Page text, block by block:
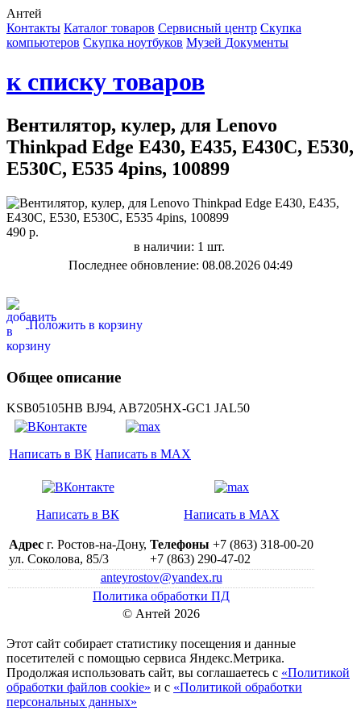
Антей
Контакты Каталог товаров Сервисный центр Cкупка
компьютеров Cкупка ноутбуков Музей Документы
к списку товаров
Вентилятор, кулер, для Lenovo
Thinkpad Edge E430, E435, E430C, E530,
E530C, E535 4pins, 100899
490 р.
в наличии: 1 шт.
Последнее обновление: 08.08.2026 04:49
Положить в корзину
Общее описание
KSB05105HB BJ94, AB7205HX-GC1 JAL50
Написать в ВК Написать в MAX
Написать в ВК Написать в MAX
Адрес г. Ростов-на-Дону,
ул. Соколова, 85/3
Телефоны +7 (863) 318-00-20
+7 (863) 290-47-02
anteyrostov@yandex.ru
Политика обработки ПД
© Антей 2026
Этот сайт собирает статистику посещения и данные
посетителей c помощью сервиса Яндекс.Метрика.
Продолжая использовать сайт, вы соглашаетесь с «Политикой
обработки файлов cookie» и с «Политикой обработки
персональных данных»